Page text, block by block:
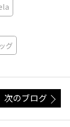
グ
次のブログ